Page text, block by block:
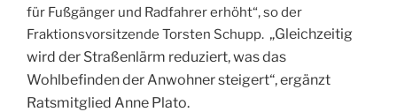
für Fußgänger und Radfahrer erhöht“, so der
Fraktionsvorsitzende Torsten Schupp. „Gleichzeitig
wird der Straßenlärm reduziert, was das
Wohlbefinden der Anwohner steigert“, ergänzt
Ratsmitglied Anne Plato.